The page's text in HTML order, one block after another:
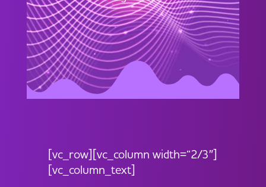
[vc_row][vc_column width=“2/3″]
[vc_column_text]